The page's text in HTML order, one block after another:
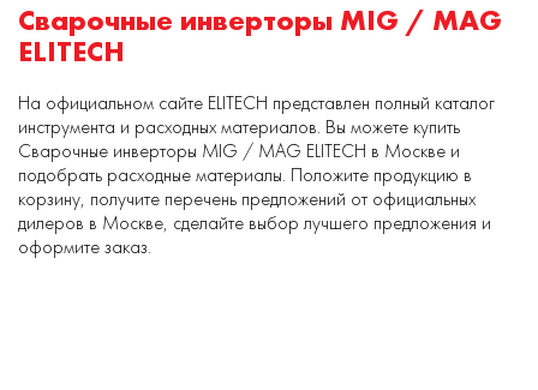
Сварочные инверторы MIG / MAG
ELITECH
На официальном сайте ELITECH представлен полный каталог
инструмента и расходных материалов. Вы можете купить
Сварочные инверторы MIG / MAG ELITECH в Москве и
подобрать расходные материалы. Положите продукцию в
корзину, получите перечень предложений от официальных
дилеров в Москве, сделайте выбор лучшего предложения и
оформите заказ.